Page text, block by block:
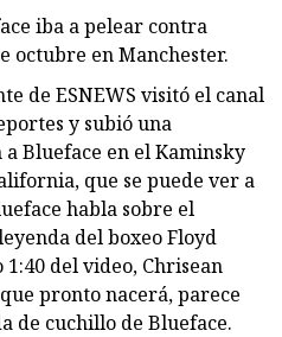
iba a pelear contra
octubre en Manchester.
de ESNEWS visitó el canal
y subió una
Blueface en el Kaminsky
que se puede ver a
habla sobre el
del boxeo Floyd
del video, Chrisean
pronto nacerá, parece
de cuchillo de Blueface.